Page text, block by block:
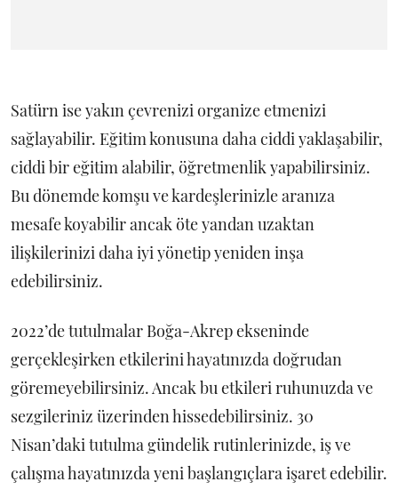
Satürn ise yakın çevrenizi organize etmenizi
sağlayabilir. Eğitim konusuna daha ciddi yaklaşabilir,
ciddi bir eğitim alabilir, öğretmenlik yapabilirsiniz.
Bu dönemde komşu ve kardeşlerinizle aranıza
mesafe koyabilir ancak öte yandan uzaktan
ilişkilerinizi daha iyi yönetip yeniden inşa
edebilirsiniz.
2022’de tutulmalar Boğa-Akrep ekseninde
gerçekleşirken etkilerini hayatınızda doğrudan
göremeyebilirsiniz. Ancak bu etkileri ruhunuzda ve
sezgileriniz üzerinden hissedebilirsiniz. 30
Nisan’daki tutulma gündelik rutinlerinizde, iş ve
çalışma hayatınızda yeni başlangıçlara işaret edebilir.